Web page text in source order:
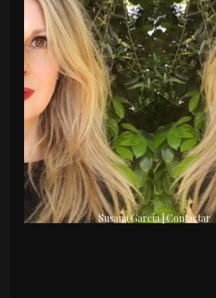
Susana García | Contactar